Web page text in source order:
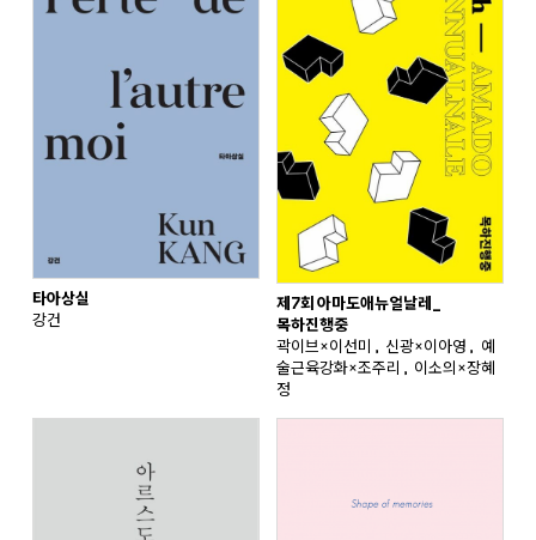
타아상실
강건
제7회 아마도애뉴얼날레_
목하진행중
곽이브×이선미, 신광×이아영, 예
술근육강화×조주리, 이소의×장혜
정